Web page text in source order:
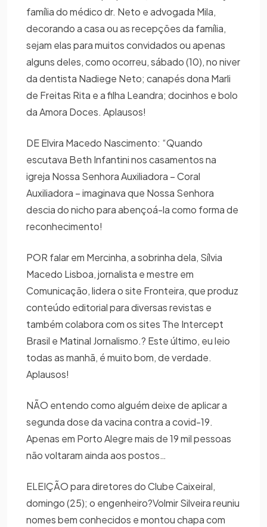
família do médico dr. Neto e advogada Mila,
decorando a casa ou as recepções da família,
sejam elas para muitos convidados ou apenas
alguns deles, como ocorreu, sábado (10), no niver
da dentista Nadiege Neto; canapés dona Marli
de Freitas Rita e a filha Leandra; docinhos e bolo
da Amora Doces. Aplausos!
DE Elvira Macedo Nascimento: “Quando
escutava Beth Infantini nos casamentos na
igreja Nossa Senhora Auxiliadora – Coral
Auxiliadora – imaginava que Nossa Senhora
descia do nicho para abençoá-la como forma de
reconhecimento!
POR falar em Mercinha, a sobrinha dela, Sílvia
Macedo Lisboa, jornalista e mestre em
Comunicação, lidera o site Fronteira, que produz
conteúdo editorial para diversas revistas e
também colabora com os sites The Intercept
Brasil e Matinal Jornalismo.? Este último, eu leio
todas as manhã, é muito bom, de verdade.
Aplausos!
NÃO entendo como alguém deixe de aplicar a
segunda dose da vacina contra a covid-19.
Apenas em Porto Alegre mais de 19 mil pessoas
não voltaram ainda aos postos…
ELEIÇÃO para diretores do Clube Caixeiral,
domingo (25); o engenheiro?Volmir Silveira reuniu
nomes bem conhecidos e montou chapa com